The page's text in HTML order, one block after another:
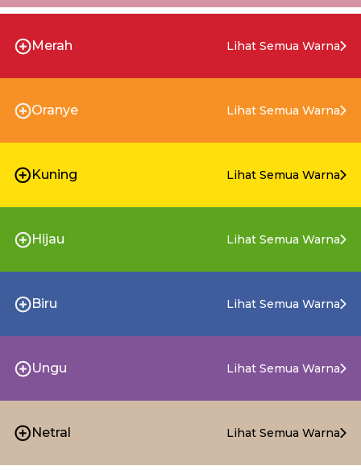
Merah Lihat Semua Warna
Oranye Lihat Semua Warna
Kuning Lihat Semua Warna
Hijau Lihat Semua Warna
Biru Lihat Semua Warna
Ungu Lihat Semua Warna
Netral Lihat Semua Warna